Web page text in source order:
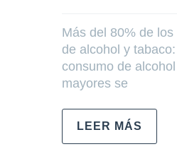
Más del 80% de
de alcohol y
consumo de
mayores se
LEER MÁS